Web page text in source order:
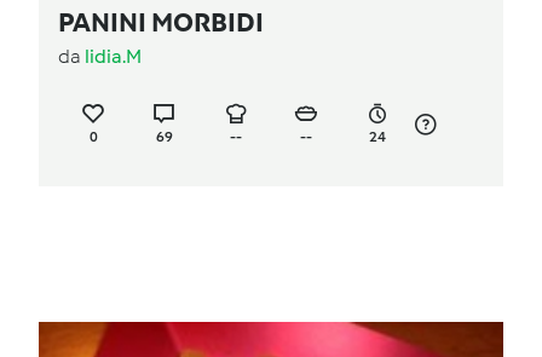
PANINI MORBIDI
da lidia.M
0 69 -- -- 24